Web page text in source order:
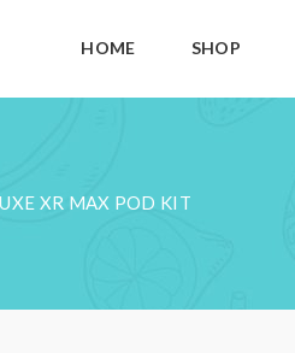
HOME SHOP
XR MAX POD KIT